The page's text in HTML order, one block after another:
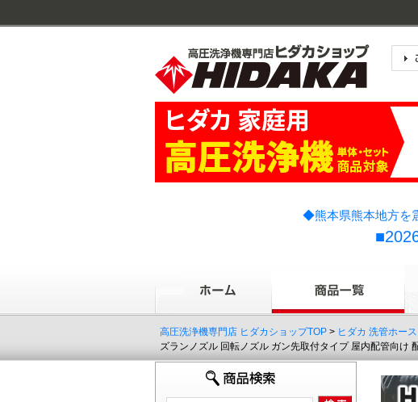
◆熊本県熊本地方を
高圧洗浄機専門店 ヒダカショップTOP > ヒダカ 洗管ホース
ズランノズル 回転ノズル ガン先取付タイプ 屋内配管向け